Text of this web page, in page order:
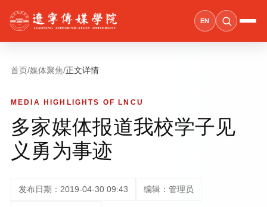
EN
首页/媒体聚焦/正文详情
MEDIA HIGHLIGHTS OF LNCU
多家媒体报道我校学子见
义勇为事迹
发布日期：2019-04-30 09:43 编辑：管理员